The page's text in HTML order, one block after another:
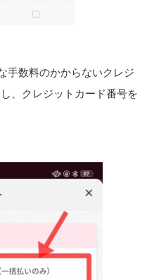
手数料のかからないクレジ
、クレジットカード番号を